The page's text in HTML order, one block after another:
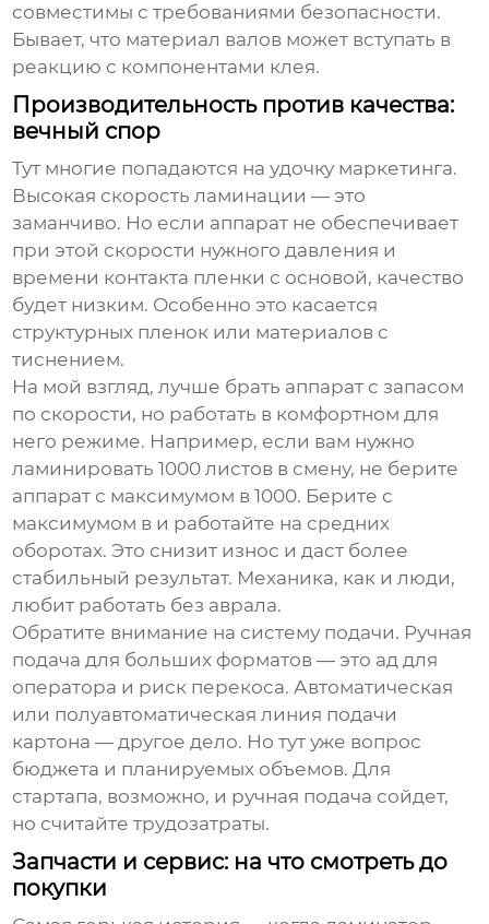
совместимы с требованиями безопасности.
Бывает, что материал валов может вступать в
реакцию с компонентами клея.
Производительность против качества:
вечный спор
Тут многие попадаются на удочку маркетинга.
Высокая скорость ламинации — это
заманчиво. Но если аппарат не обеспечивает
при этой скорости нужного давления и
времени контакта пленки с основой, качество
будет низким. Особенно это касается
структурных пленок или материалов с
тиснением.
На мой взгляд, лучше брать аппарат с запасом
по скорости, но работать в комфортном для
него режиме. Например, если вам нужно
ламинировать 1000 листов в смену, не берите
аппарат с максимумом в 1000. Берите с
максимумом в и работайте на средних
оборотах. Это снизит износ и даст более
стабильный результат. Механика, как и люди,
любит работать без аврала.
Обратите внимание на систему подачи. Ручная
подача для больших форматов — это ад для
оператора и риск перекоса. Автоматическая
или полуавтоматическая линия подачи
картона — другое дело. Но тут уже вопрос
бюджета и планируемых объемов. Для
стартапа, возможно, и ручная подача сойдет,
но считайте трудозатраты.
Запчасти и сервис: на что смотреть до
покупки